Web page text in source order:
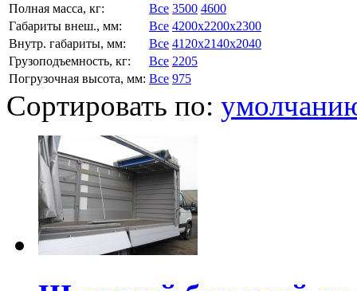
Полная масса, кг:
Все 3500 4600
Габариты внеш., мм:
Все 4200x2200x2300
Внутр. габариты, мм:
Все 4120x2140x2040
Грузоподъемность, кг:
Все 2205
Погрузочная высота, мм: Все 975
Сортировать по: